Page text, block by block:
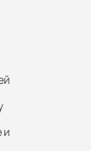
и